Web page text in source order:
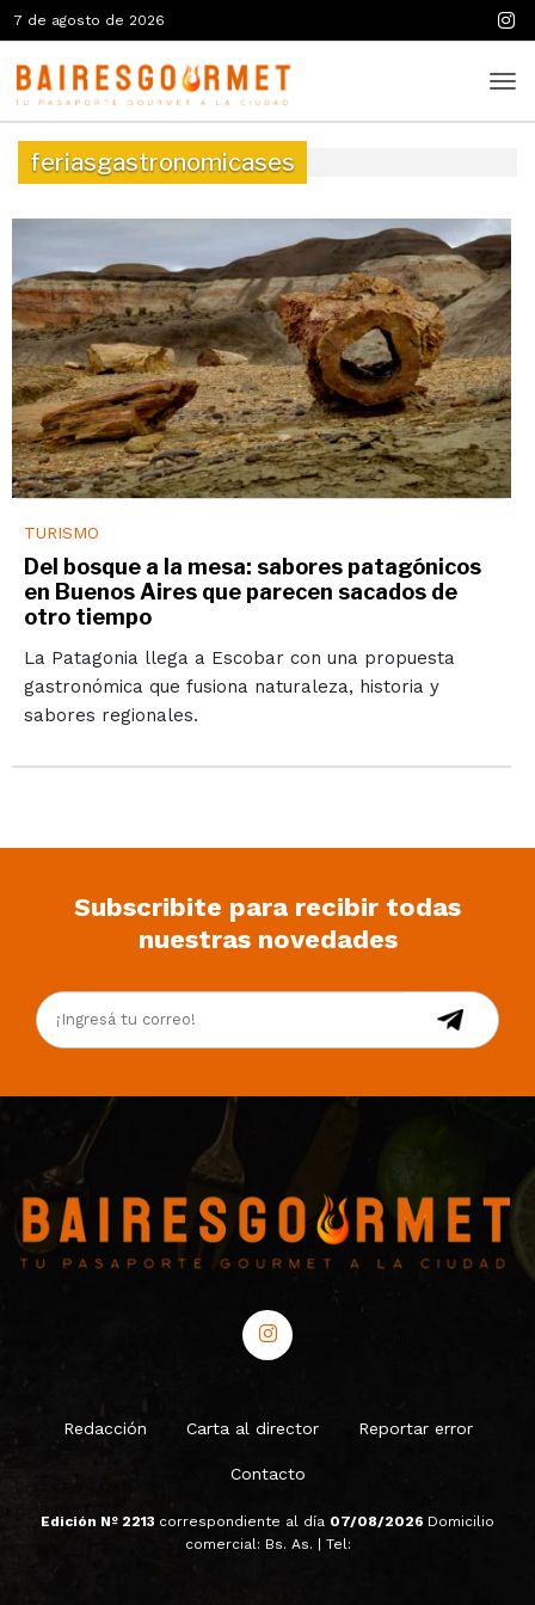
7 de agosto de 2026
feriasgastronomicases
TURISMO
Del bosque a la mesa: sabores patagónicos
en Buenos Aires que parecen sacados de
otro tiempo
La Patagonia llega a Escobar con una propuesta
gastronómica que fusiona naturaleza, historia y
sabores regionales.
Subscribite para recibir todas
nuestras novedades
Redacción Carta al director Reportar error
Contacto
Edición Nº 2213 correspondiente al día 07/08/2026 Domicilio
comercial: Bs. As. | Tel: